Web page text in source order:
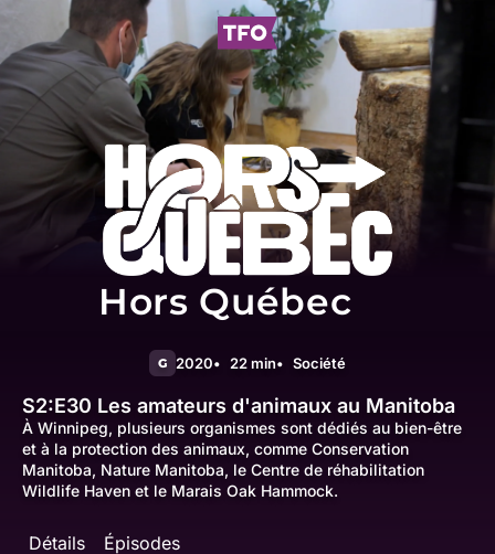
Hors Québec
G 2020 22 min Société
S2:E30 Les amateurs d'animaux au Manitoba
À Winnipeg, plusieurs organismes sont dédiés au bien-être
et à la protection des animaux, comme Conservation
Manitoba, Nature Manitoba, le Centre de réhabilitation
Wildlife Haven et le Marais Oak Hammock.
Détails Épisodes